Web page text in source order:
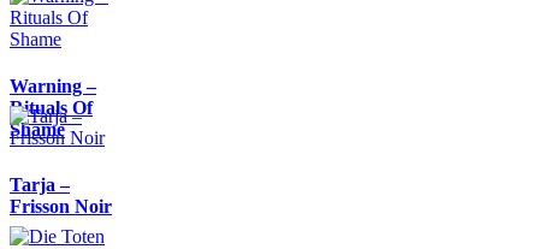
Warning –
Rituals Of
Shame
Tarja –
Frisson Noir